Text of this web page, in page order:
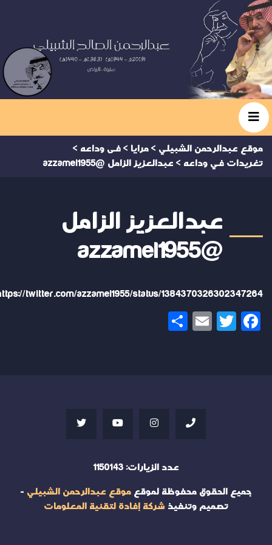
موقع عبدالرحمن الشبيلي > مرايا > فى وداعه >
تغريدات في وداعه > عبدالعزيز الزامل @azzamel1955
عبدالعزيز الزامل
@azzamel1955
twitter.com/azzamel1955/status/1384370326302347264
Facebook
Twitter
Email
عدد الزيارات: 1150143
جميع الحقوق محفوظة لموقعموقع عبدالرحمن الشبيلي -
تصميم وتنفيذ شركة إفادة لتقنية المعلومات